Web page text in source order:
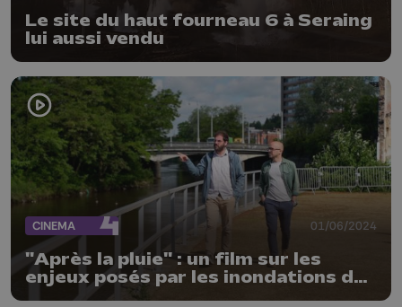
Le site du haut fourneau 6 à Seraing
lui aussi vendu
CINEMA 01/06/2024
"Après la pluie" : un film sur les
enjeux posés par les inondations de
juillet 2021